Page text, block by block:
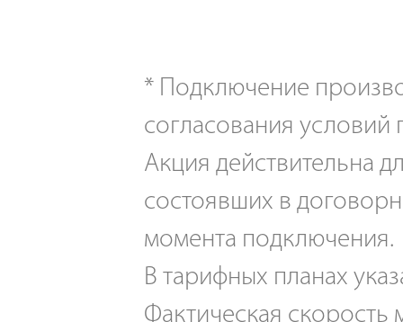
* Подключение
согласования
Акция действительна
состоявших в
момента подключения.
В тарифных планах
Фактическая скорость